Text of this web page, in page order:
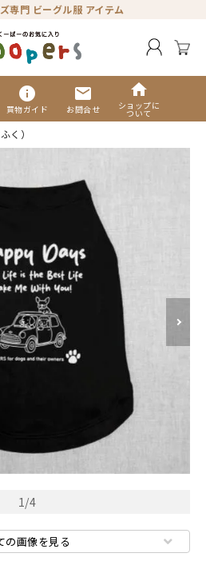
専門 ビーグル服 アイテム
info
買物ガイド
mail
お問合せ
home
ショップに
ついて
く）
1 /4
の画像を見る